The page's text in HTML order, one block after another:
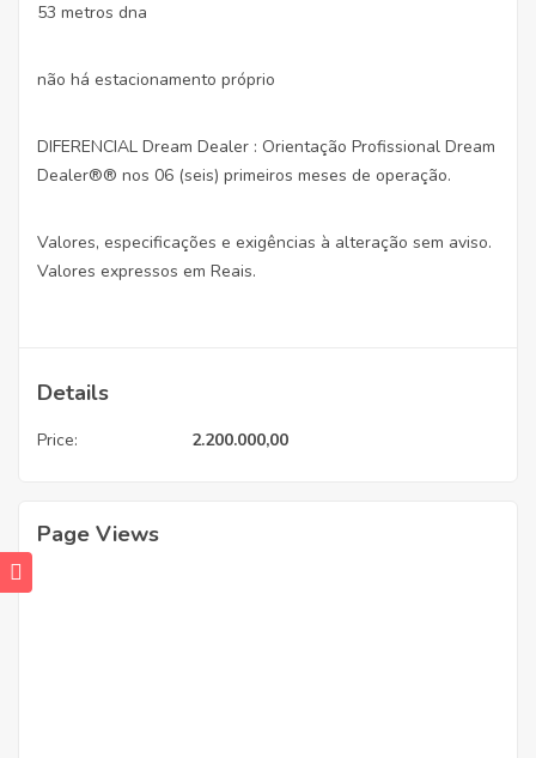
53 metros dna
não há estacionamento próprio
DIFERENCIAL Dream Dealer : Orientação Profissional Dream
Dealer®® nos 06 (seis) primeiros meses de operação.
Valores, especificações e exigências à alteração sem aviso.
Valores expressos em Reais.
Details
Price: 2.200.000,00
Page Views